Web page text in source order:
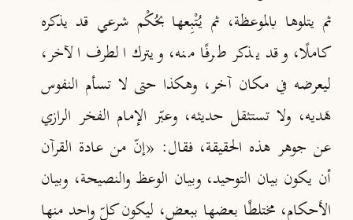
ثم يتلوها بالموعظة، ثم يُتْبِعها بحُكْم شرعي قد يذكره
كاملًا، وقد يذكر طرفًا منه، ويترك الطرف الآخر،
ليعرضه في مكان آخر، وهكذا حتى لا تسأم النفوس
هَديه، ولا تستثقل حديثه، وعبّر الإمام الفخر الرازي
عن جوهر هذه الحقيقة، فقال: «إنّ من عادة القرآن
أن يكون بيان التوحيد، وبيان الوعظ والنصيحة، وبيان
الأحكام، مختلطًا بعضها ببعض، ليكون كلّ واحد منها